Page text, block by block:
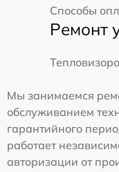
Способы
Ремонт
Мы занимаемся
обслуживанием
гарантийного
работает
авторизации от